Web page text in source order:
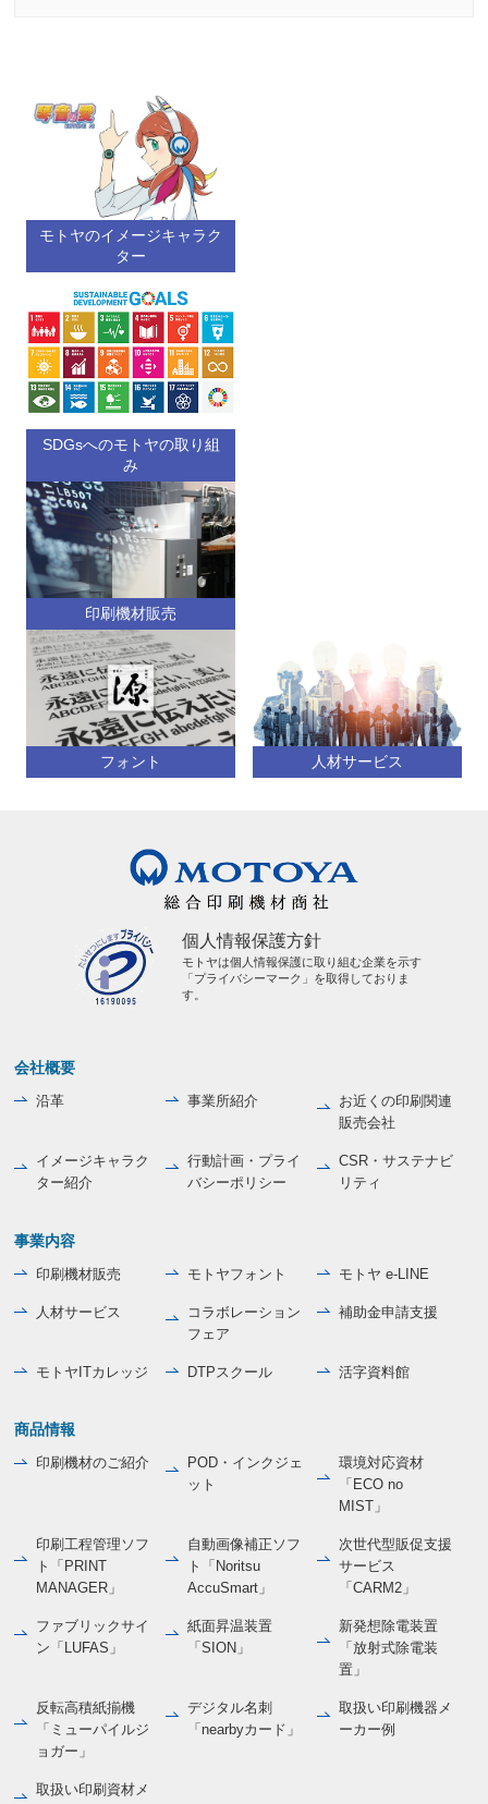
モトヤのイメージキャラク
ター
SDGsへのモトヤの取り組
み
印刷機材販売
フォント 人材サービス
個人情報保護方針
モトヤは個人情報保護に取り組む企業を示す
「プライバシーマーク」を取得しておりま
す。
会社概要
沿革 事業所紹介
お近くの印刷関連
販売会社
イメージキャラク
ター紹介
行動計画・プライ
バシーポリシー
CSR・サステナビ
リティ
事業内容
印刷機材販売 モトヤフォント モトヤ e-LINE
人材サービス
コラボレーション
フェア
補助金申請支援
モトヤITカレッジ DTPスクール 活字資料館
商品情報
印刷機材のご紹介
POD・インクジェ
ット
環境対応資材
「ECO no
MIST」
印刷工程管理ソフ
ト「PRINT
MANAGER」
自動画像補正ソフ
ト「Noritsu
AccuSmart」
次世代型販促支援
サービス
「CARM2」
ファブリックサイ
ン「LUFAS」
紙面昇温装置
「SION」
新発想除電装置
「放射式除電装
置」
反転高積紙揃機
「ミューパイルジ
ョガー」
デジタル名刺
「nearbyカード」
取扱い印刷機器メ
ーカー例
取扱い印刷資材メ